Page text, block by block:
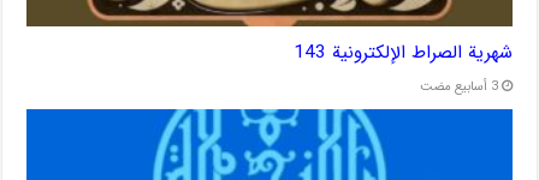
شهریة الصراط الإلكترونية 143
‏3 أسابيع مضت